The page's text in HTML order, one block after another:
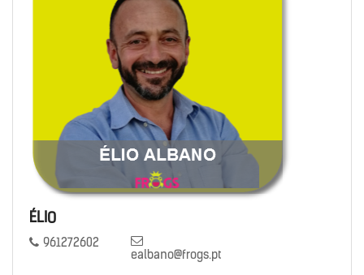
ÉLIO
961272602
ealbano@frogs.pt